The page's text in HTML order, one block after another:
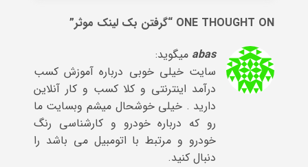
ONE THOUGHT ON “ گرفتن بک لینک موثر”
abas میگوید:
سایت خیلی خوبی درباره آموزش کسب
درآمد اینترنتی و کلا کسب و کار آنلاین
دارید . خیلی خوشحال میشم وبسایت ما
رو که درباره خودرو و کارشناسی رنگ
خودرو و مرتبط با اتومبیل می باشد را
دنبال کنید.